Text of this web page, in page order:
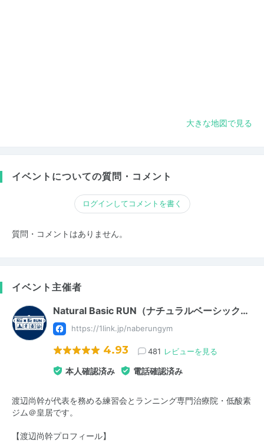
大きな地図で見る
イベントについての質問・コメント
ログインしてコメントを書く
質問・コメントはありません。
イベント主催者
Natural Basic RUN（ナチュラルベーシック…
https://1link.jp/naberungym
4.93 481 レビューを見る
本人確認済み 電話確認済み
渡辺尚幹が代表を務める練習会とランニング専門治療院・低酸素
ジム＠皇居です。
【渡辺尚幹プロフィール】